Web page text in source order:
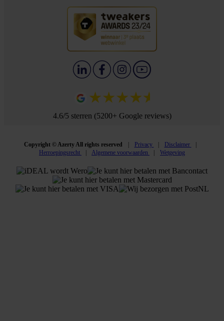
4.6/5 sterren (5200+ Google reviews)
Copyright © Azerty All rights reserved Privacy
Disclaimer
Herroepingsrecht
Algemene voorwaarden Wetgeving